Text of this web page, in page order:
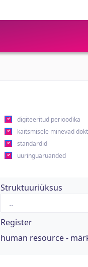
digiteeritud perioodika
kaitsmisele minevad
standardid
uuringuaruanded
Struktuuriüksus
Register
human resource -